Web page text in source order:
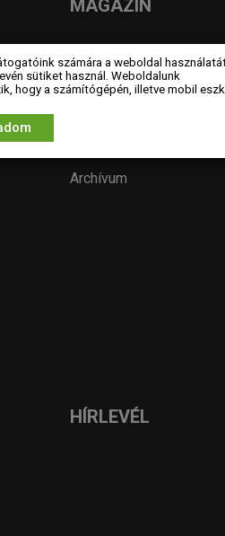
MAGAZIN
Év lakberendezője
Archívum
HÍRLEVÉL
számára a weboldal
sütiket használ. Weboldalunk
hogy a számítógépén, illetve mobil